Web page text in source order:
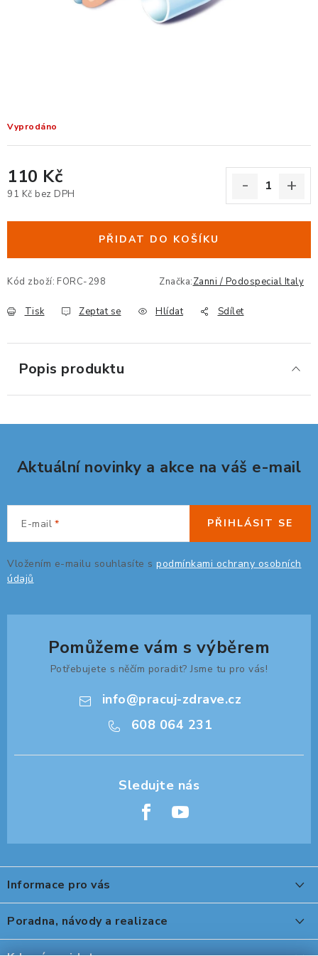
ZDRAVOTNICKÉ POMŮCKY
PODSTAVCE POD MONITOR
ERGONOMICKÉ MYŠI
PREZENTAČNÍ SYSTÉMY
BEDERNÍ A KRČNÍ OPĚRKY
VÝSUVY A DRŽÁKY NA KLÁVESNICI
DRŽÁKY LCD MONITORŮ A TV
ORGANIZACE KABELŮ
STOJANY NA DOKUMENTY
KANCELÁŘSKÉ POTŘEBY
SCHRÁNKY NA KLÍČE A LÉKY
DESIGN A STYL V KANCELÁŘI
Vyprodáno
110 Kč
91 Kč bez DPH
PŘIDAT DO KOŠÍKU
Kód zboží: FORC-298 Značka:Zanni / Podospecial Italy
Tisk Zeptat se Hlídat Sdílet
Popis produktu
Aktuální novinky a akce na váš e-mail
E-mail
Vložením e-mailu souhlasíte s podmínkami ochrany osobních
údajů
PŘIHLÁSIT SE
Pomůžeme vám s výběrem
Potřebujete s něčím poradit? Jsme tu pro vás!
info@pracuj-zdrave.cz
608 064 231
á
p
a
Informace pro vás
Reklamace, výměna a vrácení
Poradna, návody a realizace
Peter Legwood tepelná úprava obuvi